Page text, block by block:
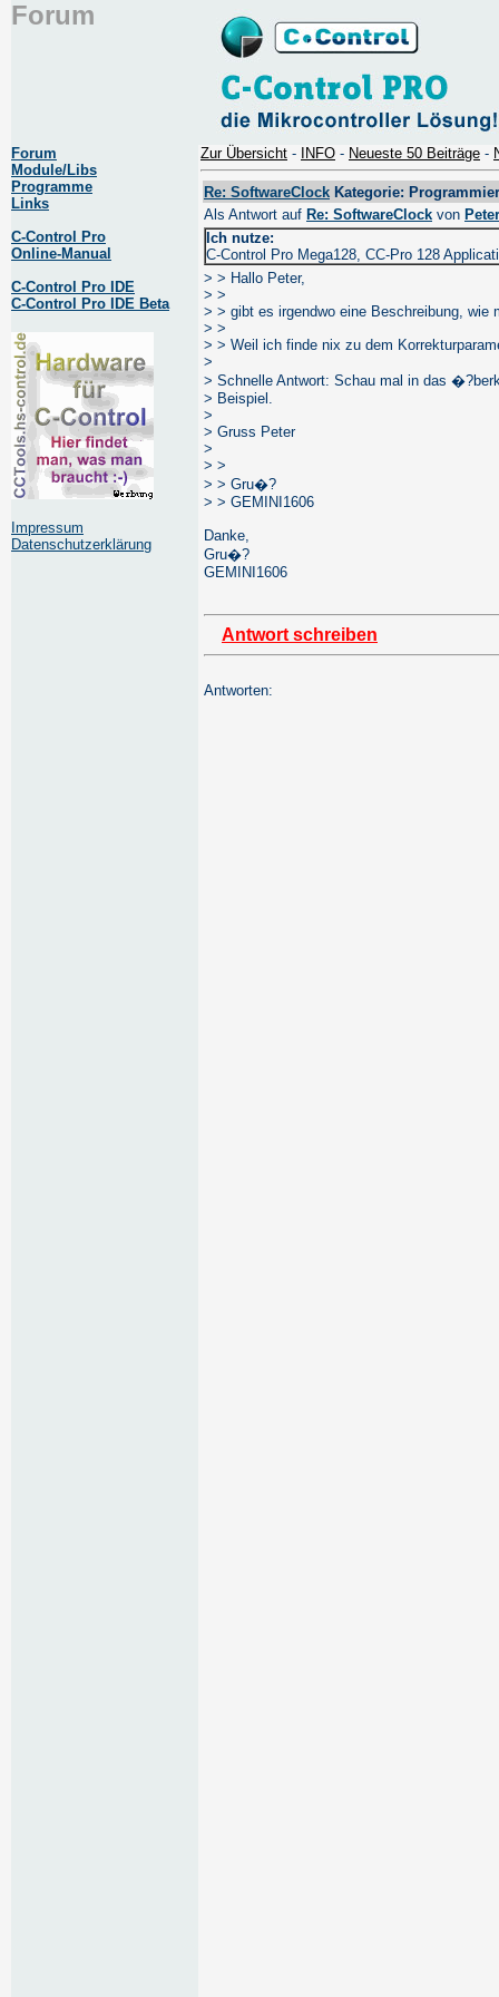
Forum
Forum
Module/Libs
Programme
Links
C-Control Pro
Online-Manual
C-Control Pro IDE
C-Control Pro IDE Beta
Impressum
Datenschutzerklärung
Zur Übersicht - INFO - Neueste 50 Beiträge -
Re: SoftwareClock Kategorie:
Als Antwort auf Re: SoftwareClock von
Ich nutze:
C-Control Pro Mega128, CC-Pro 128
> > Hallo Peter,
> >
> > gibt es irgendwo eine Beschreibung, wie
> >
> > Weil ich finde nix zu dem
>
> Schnelle Antwort: Schau mal in das
> Beispiel.
>
> Gruss Peter
>
> >
> > Gru�?
> > GEMINI1606
Danke,
Gru�?
GEMINI1606
Antwort schreiben
Antworten: